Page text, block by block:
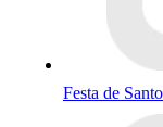
Festa de